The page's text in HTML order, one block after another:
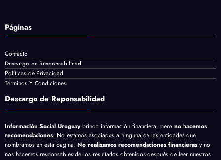
Páginas
Contacto
Descargo de Responsabilidad
Politicas de Privacidad
Descargo de Reponsabilidad
Información Social Uruguaybrinda información financiera, perono hacemos
recomendaciones. No estamos asociados a ninguna de las entidades que
nombramos en esta pagina.No realizamos recomendaciones financierasy no